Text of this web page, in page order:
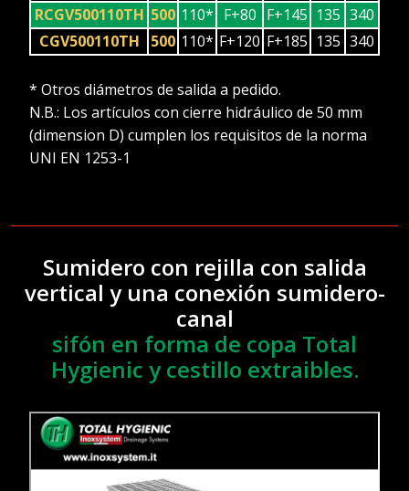
RCGV500110TH 500 110* F+80 F+145 135 340
CGV500110TH
500 110* F+120 F+185 135 340
* Otros diámetros de salida a pedido.
N.B.: Los artículos con cierre hidráulico de 50 mm
(dimension D) cumplen los requisitos de la norma
UNI EN 1253-1
Sumidero con rejilla con salida
vertical y una conexión sumidero-
canal
sifón en forma de copa Total
Hygienic y cestillo extraibles.